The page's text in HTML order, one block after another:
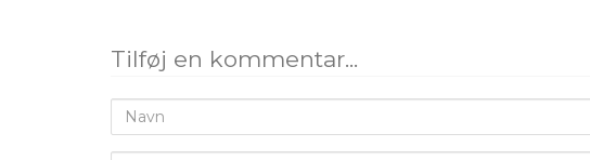
Tilføj en kommentar...
Navn